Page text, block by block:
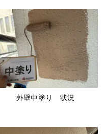
外壁中塗り 状況